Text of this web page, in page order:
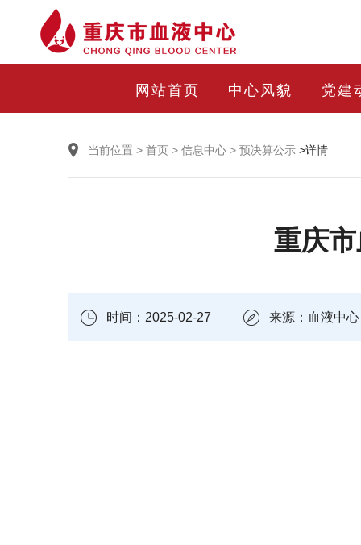
网站首页 中心风貌 党建
当前位置 > 首页 > 信息中心 > 预决算公示 >详情
重庆
时间：2025-02-27 来源：血液中心